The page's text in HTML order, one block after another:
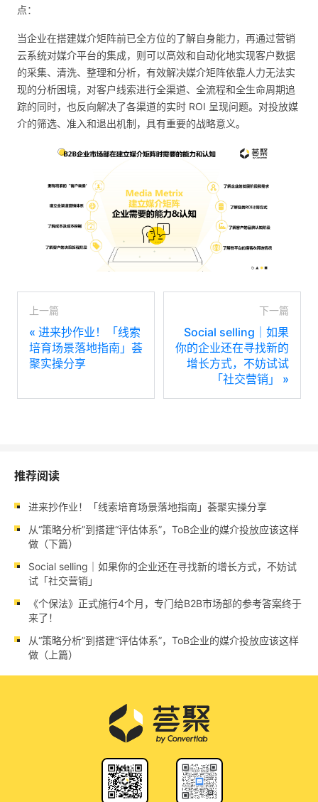
点：
当企业在搭建媒介矩阵前已全方位的了解自身能力，再通过营销
云系统对媒介平台的集成，则可以高效和自动化地实现客户数据
的采集、清洗、整理和分析，有效解决媒介矩阵依靠人力无法实
现的分析困境，对客户线索进行全渠道、全流程和全生命周期追
踪的同时，也反向解决了各渠道的实时 ROI 呈现问题。对投放媒
介的筛选、准入和退出机制，具有重要的战略意义。
上一篇
« 进来抄作业！「线索
培育场景落地指南」荟
聚实操分享
下一篇
Social selling｜如果
你的企业还在寻找新的
增长方式，不妨试试
「社交营销」
»
推荐阅读
进来抄作业！「线索培育场景落地指南」荟聚实操分享
从“策略分析”到搭建“评估体系”，ToB企业的媒介投放应该这样
做（下篇）
Social selling｜如果你的企业还在寻找新的增长方式，不妨试
试「社交营销」
《个保法》正式施行4个月，专门给B2B市场部的参考答案终于
来了！
从“策略分析”到搭建“评估体系”，ToB企业的媒介投放应该这样
做（上篇）